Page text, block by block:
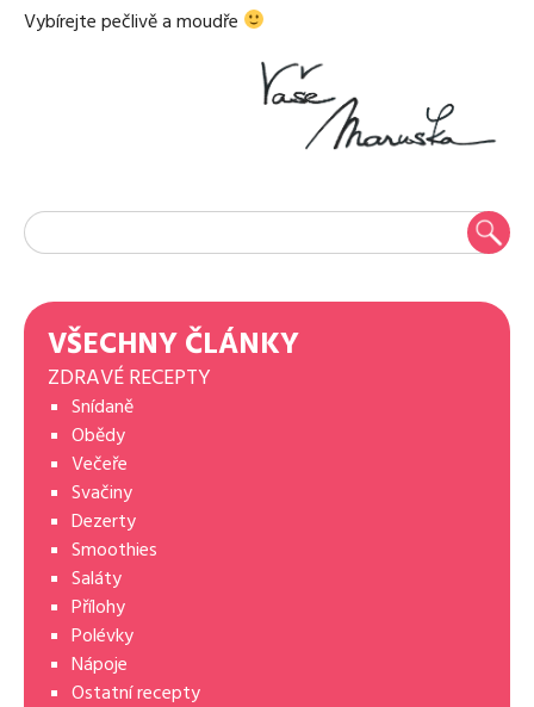
Vybírejte pečlivě a moudře
VŠECHNY ČLÁNKY
ZDRAVÉ RECEPTY
Snídaně
Obědy
Večeře
Svačiny
Dezerty
Smoothies
Saláty
Přílohy
Polévky
Nápoje
Ostatní recepty